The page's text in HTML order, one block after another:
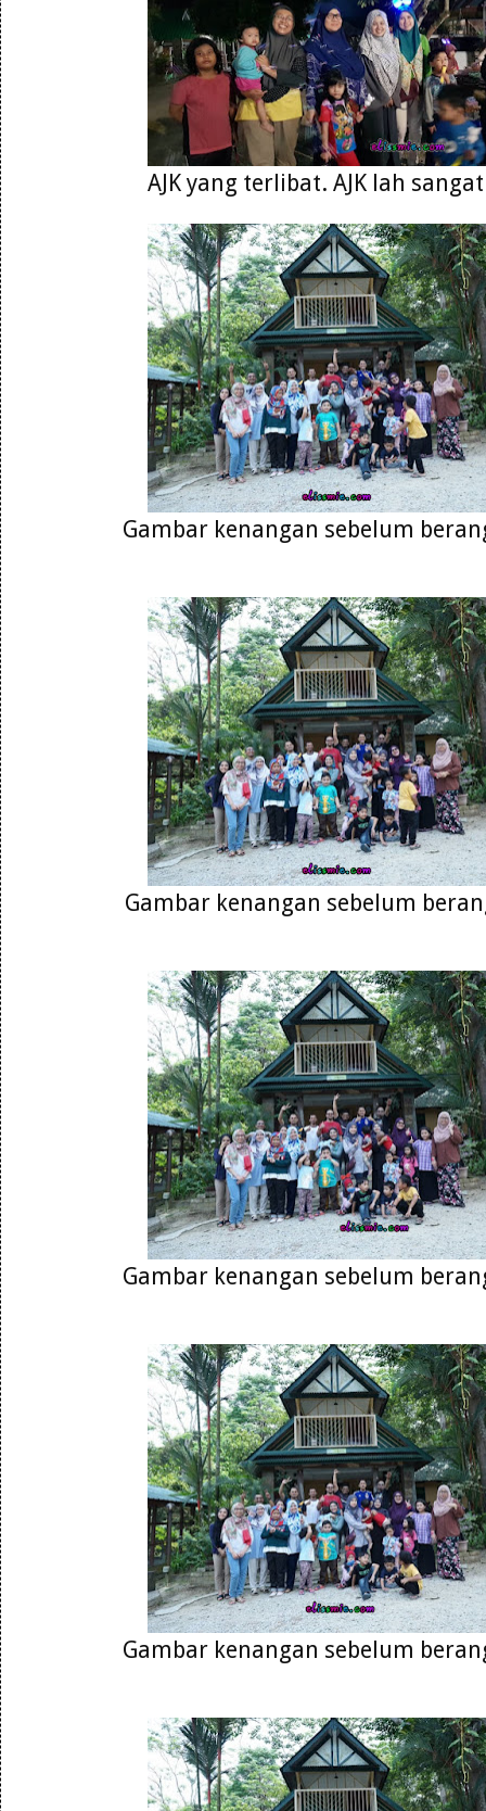
AJK yang terlibat. AJK lah
Gambar kenangan sebelum
Gambar kenangan sebelum
Gambar kenangan sebelum
Gambar kenangan sebelum